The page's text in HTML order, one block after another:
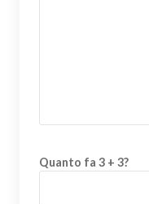
Quanto fa 3 + 3?